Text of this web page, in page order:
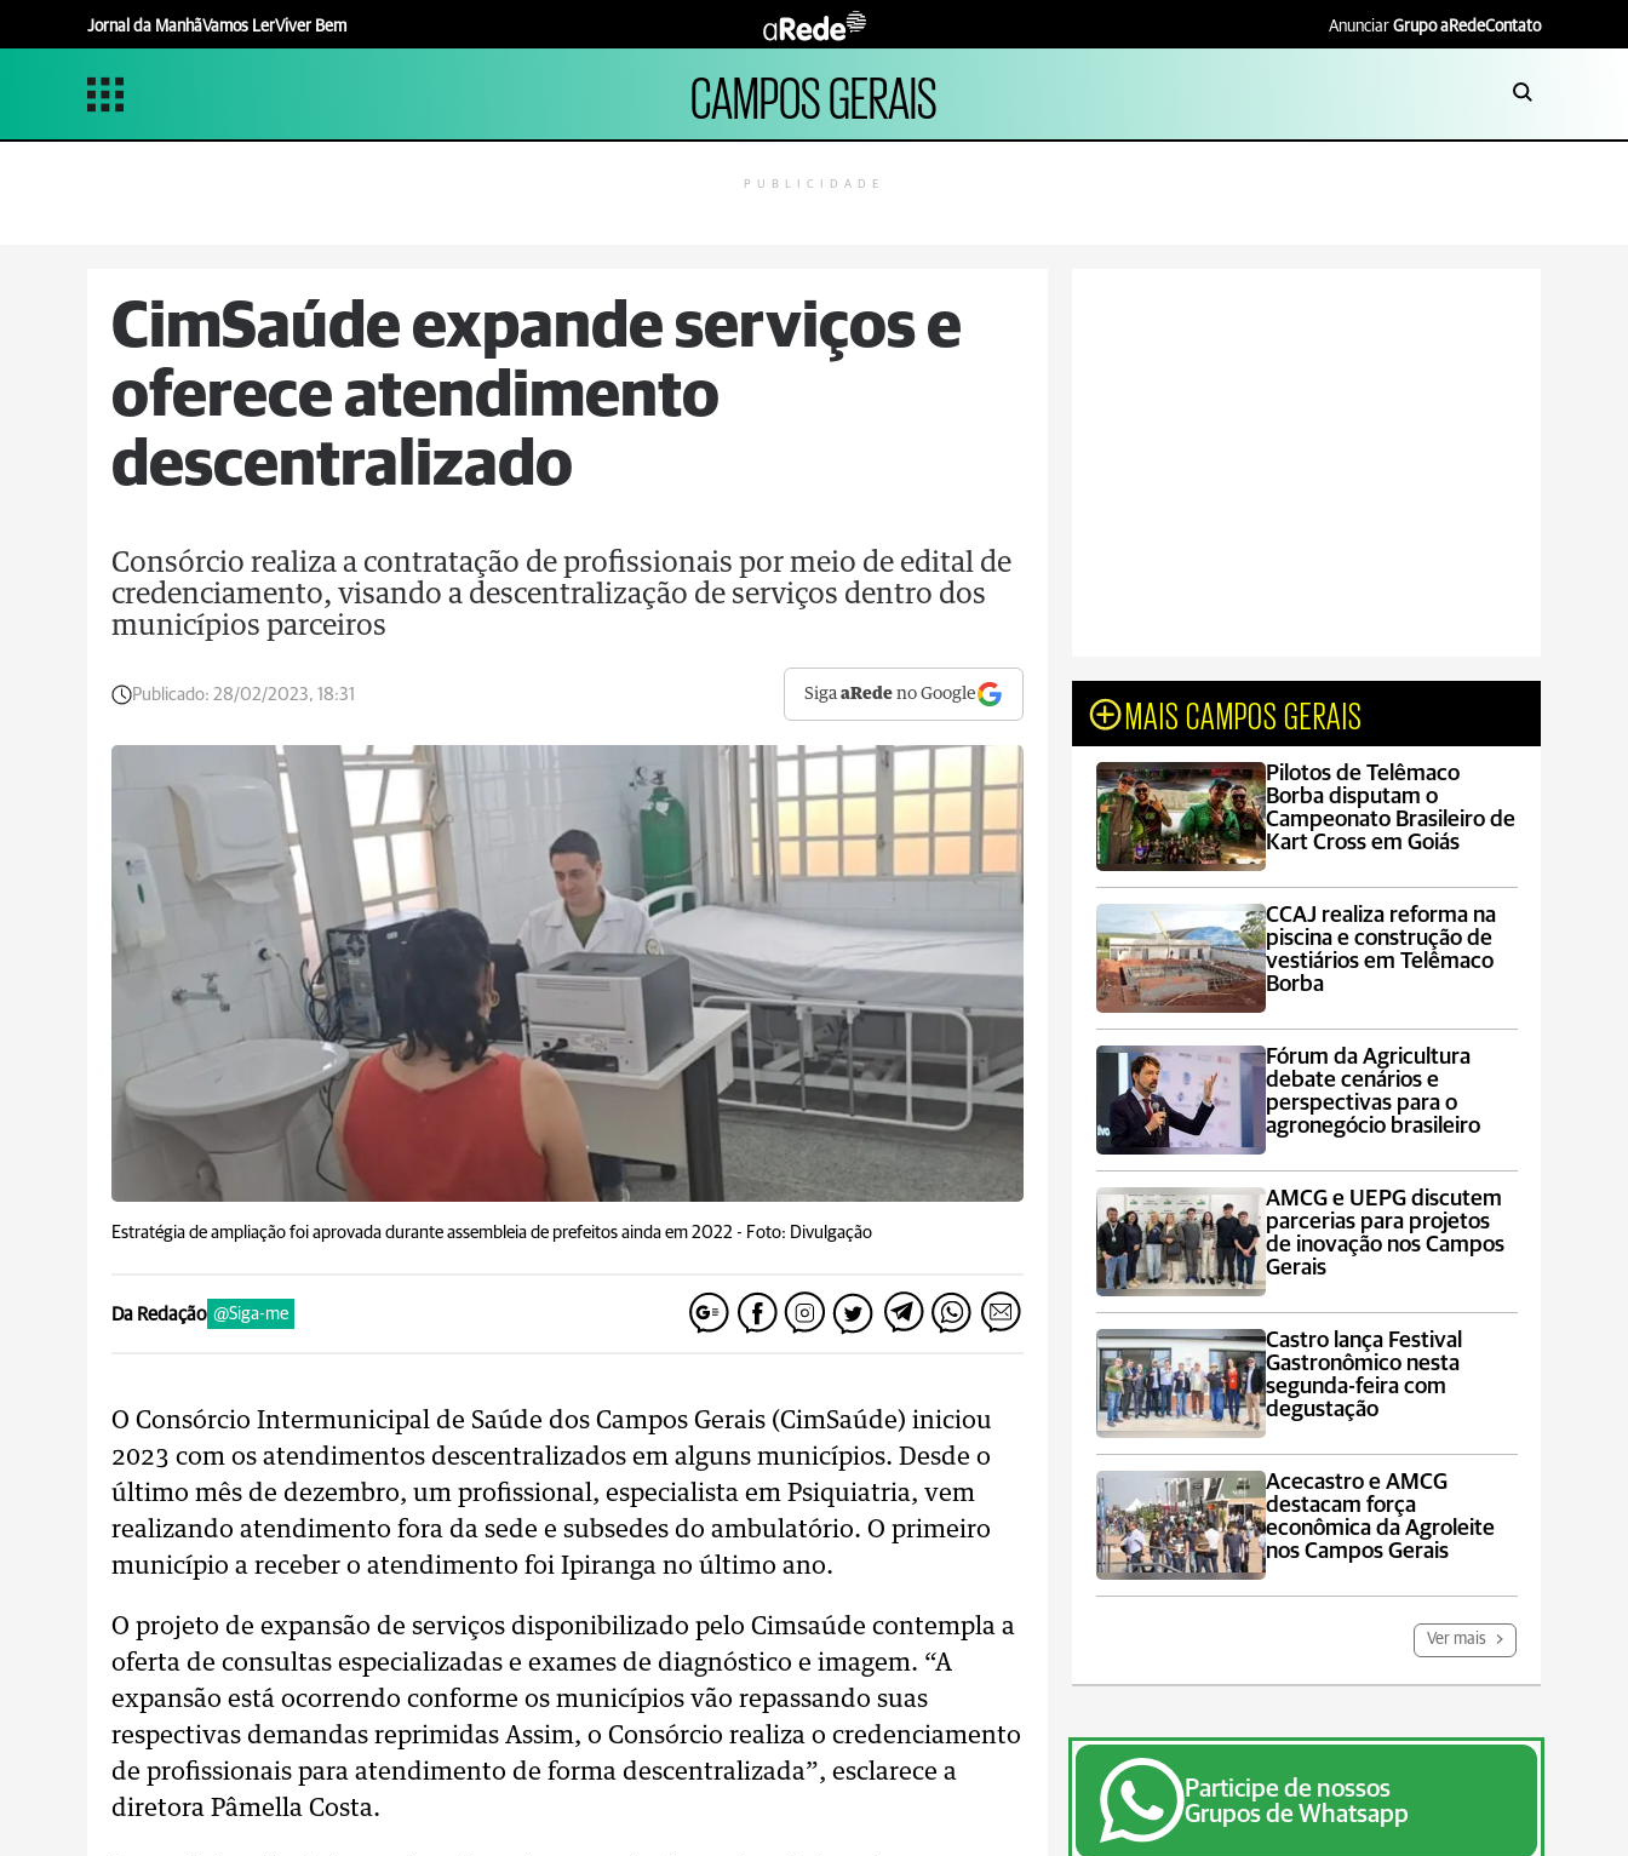
Jornal da ManhãVamos LerViver Bem Anunciar Grupo aRedeContato
CAMPOS GERAIS
PUBLICIDADE
CimSaúde expande serviços e
oferece atendimento
descentralizado
Consórcio realiza a contratação de profissionais por meio de edital de
credenciamento, visando a descentralização de serviços dentro dos
municípios parceiros
Publicado: 28/02/2023, 18:31 SigaaRede no Google
Estratégia de ampliação foi aprovada durante assembleia de prefeitos ainda em 2022 - Foto: Divulgação
Da Redação @Siga-me
O Consórcio Intermunicipal de Saúde dos Campos Gerais (CimSaúde) iniciou
2023 com os atendimentos descentralizados em alguns municípios. Desde o
último mês de dezembro, um profissional, especialista em Psiquiatria, vem
realizando atendimento fora da sede e subsedes do ambulatório. O primeiro
município a receber o atendimento foi Ipiranga no último ano.
O projeto de expansão de serviços disponibilizado pelo Cimsaúde contempla a
oferta de consultas especializadas e exames de diagnóstico e imagem. “A
expansão está ocorrendo conforme os municípios vão repassando suas
respectivas demandas reprimidas Assim, o Consórcio realiza o credenciamento
de profissionais para atendimento de forma descentralizada”, esclarece a
diretora Pâmella Costa.
MAIS CAMPOS GERAIS
Pilotos de Telêmaco
Borba disputam o
Campeonato Brasileiro de
Kart Cross em Goiás
CCAJ realiza reforma na
piscina e construção de
vestiários em Telêmaco
Borba
Fórum da Agricultura
debate cenários e
perspectivas para o
agronegócio brasileiro
AMCG e UEPG discutem
parcerias para projetos
de inovação nos Campos
Gerais
Castro lança Festival
Gastronômico nesta
segunda-feira com
degustação
Acecastro e AMCG
destacam força
econômica da Agroleite
nos Campos Gerais
Ver mais
Participe de nossos
Grupos de Whatsapp